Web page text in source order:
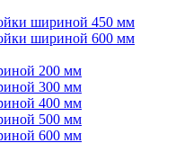
шириной 450 мм
шириной 600 мм
200 мм
300 мм
400 мм
500 мм
600 мм